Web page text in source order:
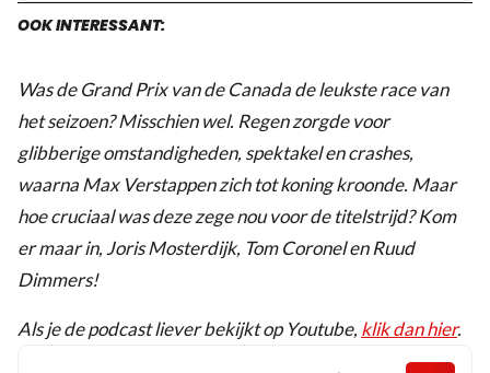
OOK INTERESSANT:
Was de Grand Prix van de Canada de leukste race van
het seizoen? Misschien wel. Regen zorgde voor
glibberige omstandigheden, spektakel en crashes,
waarna Max Verstappen zich tot koning kroonde. Maar
hoe cruciaal was deze zege nou voor de titelstrijd? Kom
er maar in, Joris Mosterdijk, Tom Coronel en Ruud
Dimmers!
Als je de podcast liever bekijkt op Youtube, klik dan hier.